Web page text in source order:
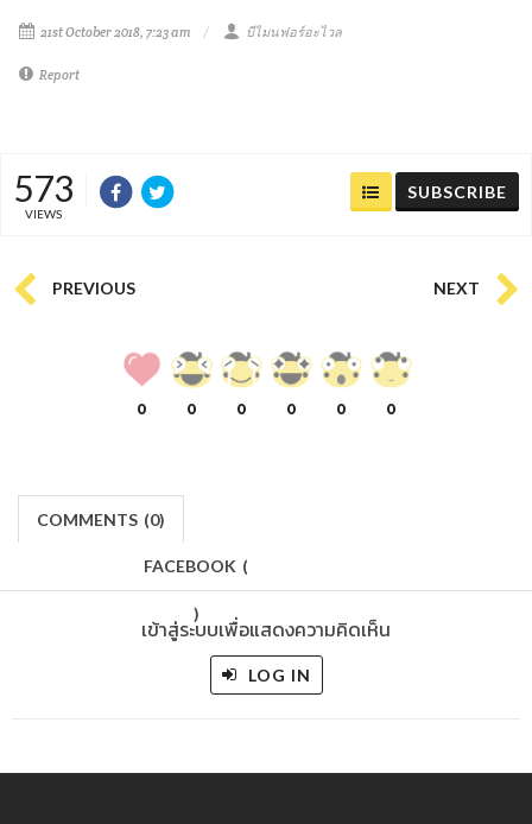
21st October 2018, 7:23 am บีไมนฟอร์อะไวล
Report
573
VIEWS
SUBSCRIBE
PREVIOUS NEXT
0 0 0 0 0 0
COMMENTS (0)
FACEBOOK (
)
เข้าสู่ระบบเพื่อแสดงความคิดเห็น
LOG IN